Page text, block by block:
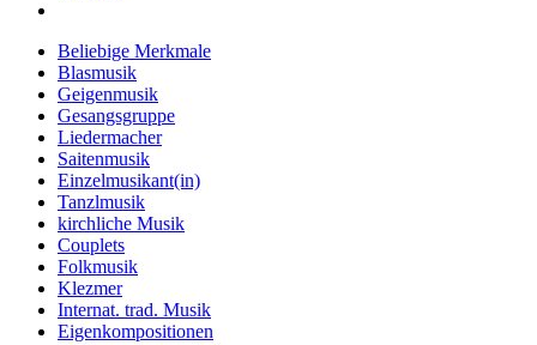
Beliebige Merkmale
Blasmusik
Geigenmusik
Gesangsgruppe
Liedermacher
Saitenmusik
Einzelmusikant(in)
Tanzlmusik
kirchliche Musik
Couplets
Folkmusik
Klezmer
Internat. trad. Musik
Eigenkompositionen